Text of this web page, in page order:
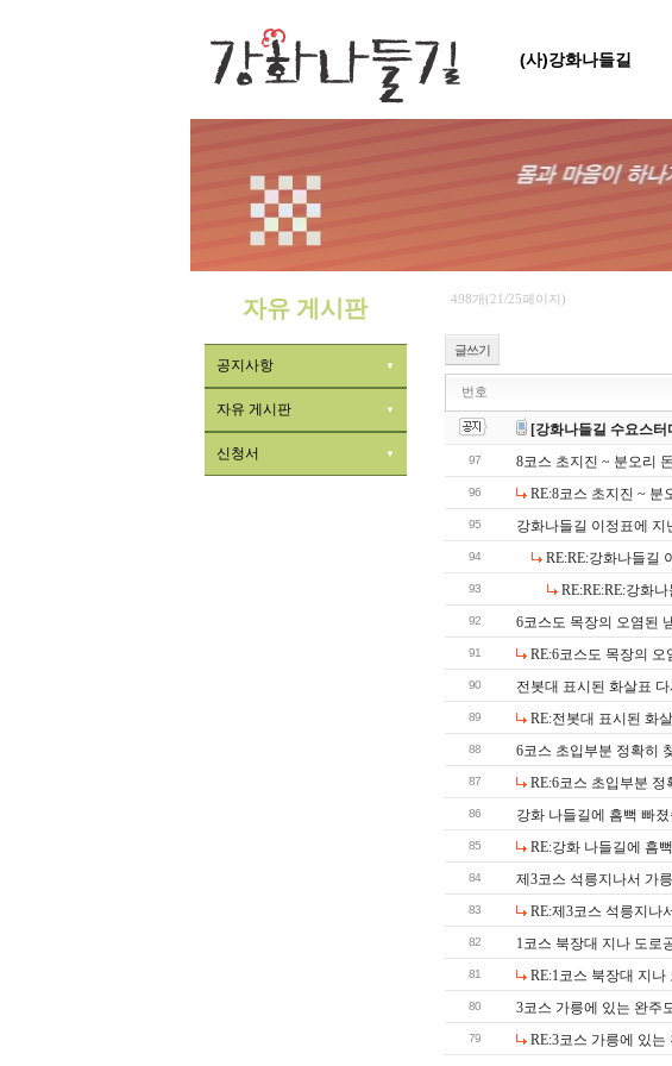
(사)강화나들길
자유 게시판
공지사항
자유 게시판
신청서
498개(21/25페이지)
글쓰기
번호
[강화나들길 수요스터
97 8코스 초지진 ~ 분오리
96 RE:8코스 초지진 ~ 분
95 강화나들길 이정표에
94 RE:RE:강화나들길
93 RE:RE:RE:강화
92 6코스도 목장의 오염된
91 RE:6코스도 목장의
90 전봇대 표시된 화살표
89 RE:전봇대 표시된 화
88 6코스 초입부분 정확히
87 RE:6코스 초입부분
86 강화 나들길에 흠뻑 빠
85 RE:강화 나들길에 흠
84 제3코스 석릉지나서 가
83 RE:제3코스 석릉지나
82 1코스 북장대 지나 도로
81 RE:1코스 북장대 지
80 3코스 가릉에 있는 완주
79 RE:3코스 가릉에 있